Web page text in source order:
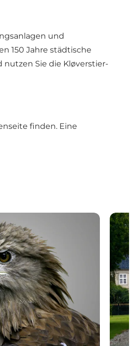
und
150 Jahre städtische
Sie die Kløverstier-
finden. Eine
Der